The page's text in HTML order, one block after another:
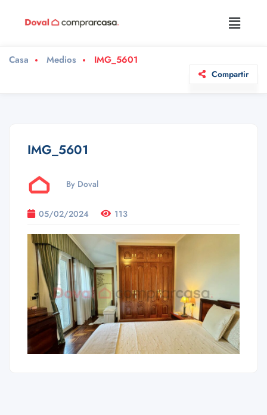
Casa Medios IMG_5601
Compartir
IMG_5601
By Doval
05/02/2024 113